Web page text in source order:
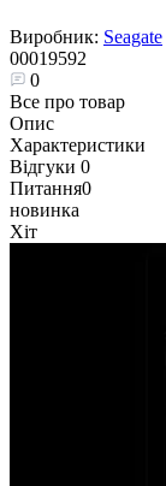
Виробник: Seagate
00019592
0
Все про товар
Опис
Характеристики
Відгуки 0
Питання0
новинка
Хіт